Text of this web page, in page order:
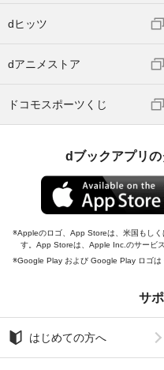
dヒッツ
dアニメストア
ドコモスポーツくじ
dブックアプリ
Appleのロゴ、App Storeは、米国もし
す。App Storeは、Apple Inc.のサービス
Google Play および Google Play ロゴは
サ
はじめての方へ